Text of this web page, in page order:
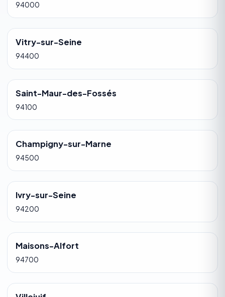
94000
Vitry-sur-Seine
94400
Saint-Maur-des-Fossés
94100
Champigny-sur-Marne
94500
Ivry-sur-Seine
94200
Maisons-Alfort
94700